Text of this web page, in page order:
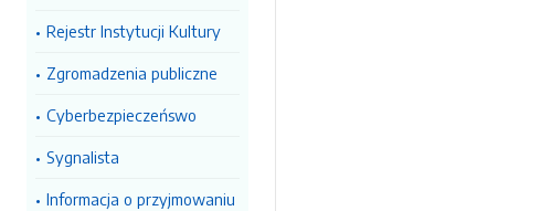
Rejestr Instytucji Kultury
Zgromadzenia publiczne
Cyberbezpieczeńswo
Sygnalista
Informacja o przyjmowaniu